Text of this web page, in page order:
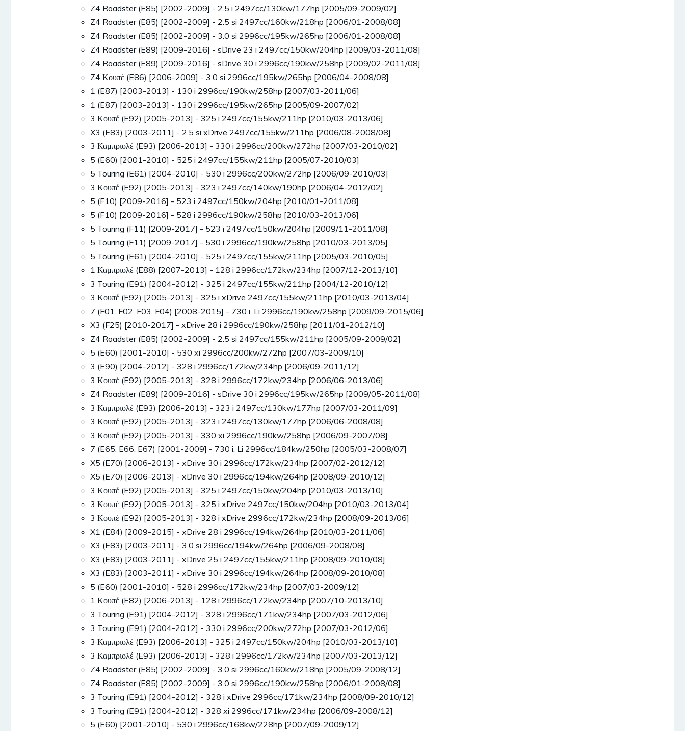
Z4 Roadster (E85) [2002-2009] - 2.5 i 2497cc/130kw/177hp [2005/09-2009/02]
Z4 Roadster (E85) [2002-2009] - 2.5 si 2497cc/160kw/218hp [2006/01-2008/08]
Z4 Roadster (E85) [2002-2009] - 3.0 si 2996cc/195kw/265hp [2006/01-2008/08]
Z4 Roadster (E89) [2009-2016] - sDrive 23 i 2497cc/150kw/204hp [2009/03-2011/08]
Z4 Roadster (E89) [2009-2016] - sDrive 30 i 2996cc/190kw/258hp [2009/02-2011/08]
Z4 Κουπέ (E86) [2006-2009] - 3.0 si 2996cc/195kw/265hp [2006/04-2008/08]
1 (E87) [2003-2013] - 130 i 2996cc/190kw/258hp [2007/03-2011/06]
1 (E87) [2003-2013] - 130 i 2996cc/195kw/265hp [2005/09-2007/02]
3 Κουπέ (E92) [2005-2013] - 325 i 2497cc/155kw/211hp [2010/03-2013/06]
X3 (E83) [2003-2011] - 2.5 si xDrive 2497cc/155kw/211hp [2006/08-2008/08]
3 Καμπριολέ (E93) [2006-2013] - 330 i 2996cc/200kw/272hp [2007/03-2010/02]
5 (E60) [2001-2010] - 525 i 2497cc/155kw/211hp [2005/07-2010/03]
5 Touring (E61) [2004-2010] - 530 i 2996cc/200kw/272hp [2006/09-2010/03]
3 Κουπέ (E92) [2005-2013] - 323 i 2497cc/140kw/190hp [2006/04-2012/02]
5 (F10) [2009-2016] - 523 i 2497cc/150kw/204hp [2010/01-2011/08]
5 (F10) [2009-2016] - 528 i 2996cc/190kw/258hp [2010/03-2013/06]
5 Touring (F11) [2009-2017] - 523 i 2497cc/150kw/204hp [2009/11-2011/08]
5 Touring (F11) [2009-2017] - 530 i 2996cc/190kw/258hp [2010/03-2013/05]
5 Touring (E61) [2004-2010] - 525 i 2497cc/155kw/211hp [2005/03-2010/05]
1 Καμπριολέ (E88) [2007-2013] - 128 i 2996cc/172kw/234hp [2007/12-2013/10]
3 Touring (E91) [2004-2012] - 325 i 2497cc/155kw/211hp [2004/12-2010/12]
3 Κουπέ (E92) [2005-2013] - 325 i xDrive 2497cc/155kw/211hp [2010/03-2013/04]
7 (F01. F02. F03. F04) [2008-2015] - 730 i. Li 2996cc/190kw/258hp [2009/09-2015/06]
X3 (F25) [2010-2017] - xDrive 28 i 2996cc/190kw/258hp [2011/01-2012/10]
Z4 Roadster (E85) [2002-2009] - 2.5 si 2497cc/155kw/211hp [2005/09-2009/02]
5 (E60) [2001-2010] - 530 xi 2996cc/200kw/272hp [2007/03-2009/10]
3 (E90) [2004-2012] - 328 i 2996cc/172kw/234hp [2006/09-2011/12]
3 Κουπέ (E92) [2005-2013] - 328 i 2996cc/172kw/234hp [2006/06-2013/06]
Z4 Roadster (E89) [2009-2016] - sDrive 30 i 2996cc/195kw/265hp [2009/05-2011/08]
3 Καμπριολέ (E93) [2006-2013] - 323 i 2497cc/130kw/177hp [2007/03-2011/09]
3 Κουπέ (E92) [2005-2013] - 323 i 2497cc/130kw/177hp [2006/06-2008/08]
3 Κουπέ (E92) [2005-2013] - 330 xi 2996cc/190kw/258hp [2006/09-2007/08]
7 (E65. E66. E67) [2001-2009] - 730 i. Li 2996cc/184kw/250hp [2005/03-2008/07]
X5 (E70) [2006-2013] - xDrive 30 i 2996cc/172kw/234hp [2007/02-2012/12]
X5 (E70) [2006-2013] - xDrive 30 i 2996cc/194kw/264hp [2008/09-2010/12]
3 Κουπέ (E92) [2005-2013] - 325 i 2497cc/150kw/204hp [2010/03-2013/10]
3 Κουπέ (E92) [2005-2013] - 325 i xDrive 2497cc/150kw/204hp [2010/03-2013/04]
3 Κουπέ (E92) [2005-2013] - 328 i xDrive 2996cc/172kw/234hp [2008/09-2013/06]
X1 (E84) [2009-2015] - xDrive 28 i 2996cc/194kw/264hp [2010/03-2011/06]
X3 (E83) [2003-2011] - 3.0 si 2996cc/194kw/264hp [2006/09-2008/08]
X3 (E83) [2003-2011] - xDrive 25 i 2497cc/155kw/211hp [2008/09-2010/08]
X3 (E83) [2003-2011] - xDrive 30 i 2996cc/194kw/264hp [2008/09-2010/08]
5 (E60) [2001-2010] - 528 i 2996cc/172kw/234hp [2007/03-2009/12]
1 Κουπέ (E82) [2006-2013] - 128 i 2996cc/172kw/234hp [2007/10-2013/10]
3 Touring (E91) [2004-2012] - 328 i 2996cc/171kw/234hp [2007/03-2012/06]
3 Touring (E91) [2004-2012] - 330 i 2996cc/200kw/272hp [2007/03-2012/06]
3 Καμπριολέ (E93) [2006-2013] - 325 i 2497cc/150kw/204hp [2010/03-2013/10]
3 Καμπριολέ (E93) [2006-2013] - 328 i 2996cc/172kw/234hp [2007/03-2013/12]
Z4 Roadster (E85) [2002-2009] - 3.0 si 2996cc/160kw/218hp [2005/09-2008/12]
Z4 Roadster (E85) [2002-2009] - 3.0 si 2996cc/190kw/258hp [2006/01-2008/08]
3 Touring (E91) [2004-2012] - 328 i xDrive 2996cc/171kw/234hp [2008/09-2010/12]
3 Touring (E91) [2004-2012] - 328 xi 2996cc/171kw/234hp [2006/09-2008/12]
5 (E60) [2001-2010] - 530 i 2996cc/168kw/228hp [2007/09-2009/12]